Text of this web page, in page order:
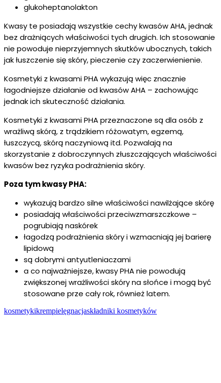
glukoheptanolakton
Kwasy te posiadają wszystkie cechy kwasów AHA, jednak
bez drażniących właściwości tych drugich. Ich stosowanie
nie powoduje nieprzyjemnych skutków ubocznych, takich
jak łuszczenie się skóry, pieczenie czy zaczerwienienie.
Kosmetyki z kwasami PHA wykazują więc znacznie
łagodniejsze działanie od kwasów AHA – zachowując
jednak ich skuteczność działania.
Kosmetyki z kwasami PHA przeznaczone są dla osób z
wrażliwą skórą, z trądzikiem różowatym, egzemą,
łuszczycą, skórą naczyniową itd. Pozwalają na
skorzystanie z dobroczynnych złuszczających właściwości
kwasów bez ryzyka podrażnienia skóry.
Poza tym kwasy PHA:
wykazują bardzo silne właściwości nawilżające skórę
posiadają właściwości przeciwzmarszczkowe –
pogrubiają naskórek
łagodzą podrażnienia skóry i wzmacniają jej barierę
lipidową
są dobrymi antyutleniaczami
a co najważniejsze, kwasy PHA nie powodują
zwiększonej wrażliwości skóry na słońce i mogą być
stosowane prze cały rok, również latem.
kosmetykikrempielęgnacjaskładniki kosmetyków